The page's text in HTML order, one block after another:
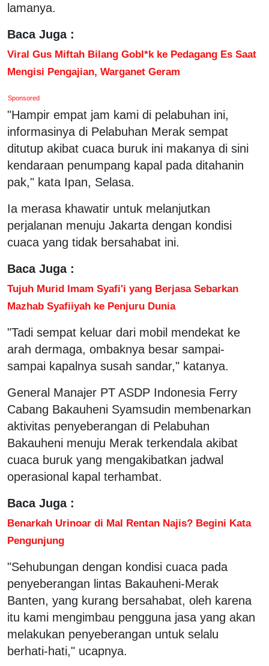
lamanya.
Baca Juga :
Viral Gus Miftah Bilang Gobl*k ke Pedagang Es Saat
Mengisi Pengajian, Warganet Geram
Sponsored
"Hampir empat jam kami di pelabuhan ini,
informasinya di Pelabuhan Merak sempat
ditutup akibat cuaca buruk ini makanya di sini
kendaraan penumpang kapal pada ditahanin
pak," kata Ipan, Selasa.
Ia merasa khawatir untuk melanjutkan
perjalanan menuju Jakarta dengan kondisi
cuaca yang tidak bersahabat ini.
Baca Juga :
Tujuh Murid Imam Syafi'i yang Berjasa Sebarkan
Mazhab Syafiiyah ke Penjuru Dunia
"Tadi sempat keluar dari mobil mendekat ke
arah dermaga, ombaknya besar sampai-
sampai kapalnya susah sandar," katanya.
General Manajer PT ASDP Indonesia Ferry
Cabang Bakauheni Syamsudin membenarkan
aktivitas penyeberangan di Pelabuhan
Bakauheni menuju Merak terkendala akibat
cuaca buruk yang mengakibatkan jadwal
operasional kapal terhambat.
Baca Juga :
Benarkah Urinoar di Mal Rentan Najis? Begini Kata
Pengunjung
"Sehubungan dengan kondisi cuaca pada
penyeberangan lintas Bakauheni-Merak
Banten, yang kurang bersahabat, oleh karena
itu kami mengimbau pengguna jasa yang akan
melakukan penyeberangan untuk selalu
berhati-hati," ucapnya.